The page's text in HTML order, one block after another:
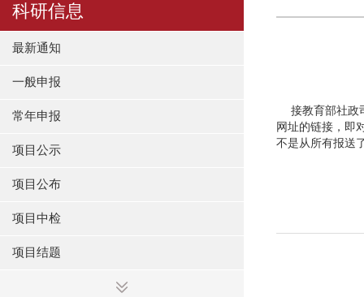
科研信息
最新通知
一般申报
常年申报
项目公示
项目公布
项目中检
项目结题
接教育部社政
网址的链接，即
不是从所有报送